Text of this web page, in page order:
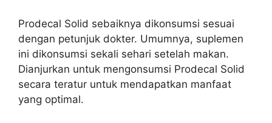
Prodecal Solid sebaiknya dikonsumsi sesuai
dengan petunjuk dokter. Umumnya, suplemen
ini dikonsumsi sekali sehari setelah makan.
Dianjurkan untuk mengonsumsi Prodecal Solid
secara teratur untuk mendapatkan manfaat
yang optimal.